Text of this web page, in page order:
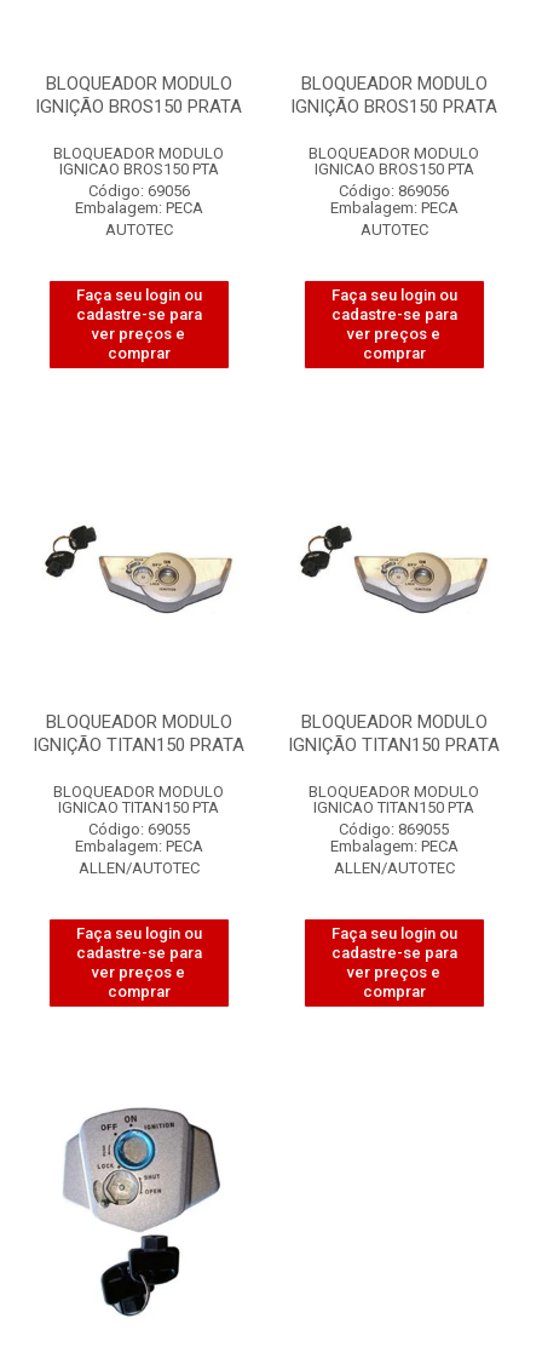
BLOQUEADOR MODULO
IGNIÇÃO BROS150 PRATA
BLOQUEADOR MODULO
IGNICAO BROS150 PTA
Código: 69056
Embalagem: PECA
AUTOTEC
Faça seu login ou
cadastre-se para
ver preços e
comprar
BLOQUEADOR MODULO
IGNIÇÃO BROS150 PRATA
BLOQUEADOR MODULO
IGNICAO BROS150 PTA
Código: 869056
Embalagem: PECA
AUTOTEC
Faça seu login ou
cadastre-se para
ver preços e
comprar
BLOQUEADOR MODULO
IGNIÇÃO TITAN150 PRATA
BLOQUEADOR MODULO
IGNICAO TITAN150 PTA
Código: 69055
Embalagem: PECA
ALLEN/AUTOTEC
Faça seu login ou
cadastre-se para
ver preços e
comprar
BLOQUEADOR MODULO
IGNIÇÃO TITAN150 PRATA
BLOQUEADOR MODULO
IGNICAO TITAN150 PTA
Código: 869055
Embalagem: PECA
ALLEN/AUTOTEC
Faça seu login ou
cadastre-se para
ver preços e
comprar